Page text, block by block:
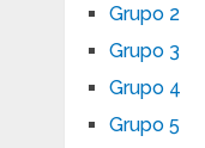
Grupo 2
Grupo 3
Grupo 4
Grupo 5